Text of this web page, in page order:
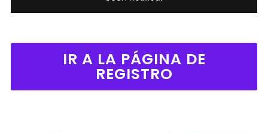
IR A LA PÁGINA DE
REGISTRO